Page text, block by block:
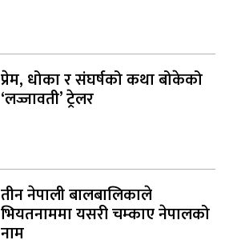
प्रेम, धोका र संघर्षको कथा बोकेको
‘लज्जावती’ ट्रेलर
तीन नेपाली बालबालिकाले
भियतनाममा यसरी चम्काए नेपालको
नाम